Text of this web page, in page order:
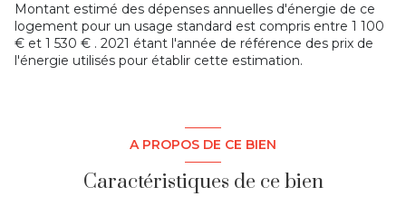
Montant estimé des dépenses annuelles d'énergie de ce
logement pour un usage standard est compris entre 1 100
€ et 1 530 € . 2021 étant l'année de référence des prix de
l'énergie utilisés pour établir cette estimation.
A PROPOS DE CE BIEN
Caractéristiques de ce bien